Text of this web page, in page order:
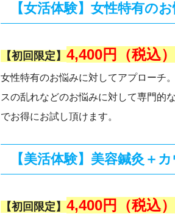
【女活体験】女性特有の
【初回限定】 4,400円（税込）
女性特有のお悩みに対してアプローチ
スの乱れなどのお悩みに対して専門的
でお得にお試し頂けます。
【美活体験】美容鍼灸＋
【初回限定】 4,400円（税込）